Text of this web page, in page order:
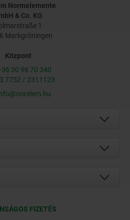
Normelemente
& Co. KG
1
Markgröningen
Központ
30 96 70 340
/ 2311123
FIZETÉS